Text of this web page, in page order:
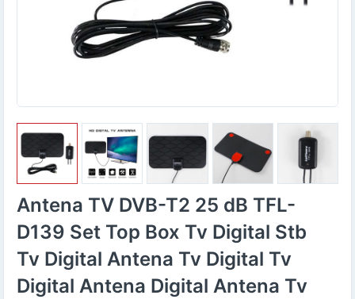
Antena TV DVB-T2 25 dB TFL-
D139 Set Top Box Tv Digital Stb
Tv Digital Antena Tv Digital Tv
Digital Antena Digital Antena Tv